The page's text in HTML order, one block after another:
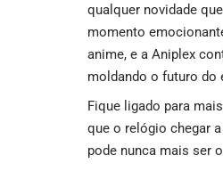
qualquer novidade
momento
anime, e a Aniplex
moldando o futuro do
Fique ligado para
que o relógio chegar
pode nunca mais ser